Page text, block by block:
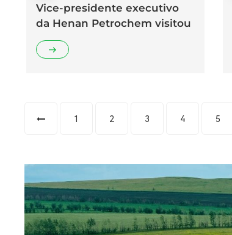
Vice-presidente executivo
da Henan Petrochem visitou
a KAPSOM
1 2 3 4 5